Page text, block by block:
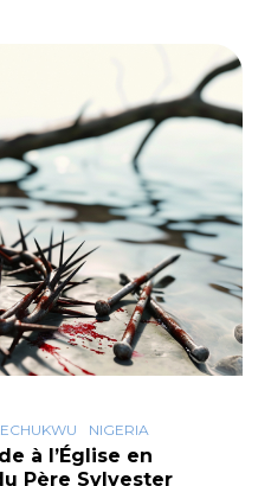
NIGERIA
à l’Église en
Père Sylvester